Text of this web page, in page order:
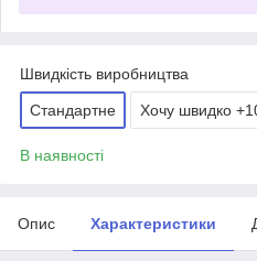
Швидкість виробництва
Стандартне Хочу швидко
В наявності
Опис Характеристики